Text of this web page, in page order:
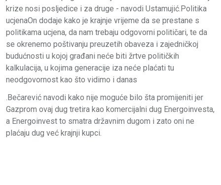
krize nosi posljedice i za druge - navodi Ustamujić.Politika
ucjenaOn dodaje kako je krajnje vrijeme da se prestane s
politikama ucjena, da nam trebaju odgovorni političari, te da
se okrenemo poštivanju preuzetih obaveza i zajedničkoj
budućnosti u kojoj građani neće biti žrtve političkih
kalkulacija, u kojima generacije iza neće plaćati tu
neodgovornost kao što vidimo i danas
.Bečarević navodi kako nije moguće bilo šta promijeniti jer
Gazprom ovaj dug tretira kao komercijalni dug Energoinvesta,
a Energoinvest to smatra državnim dugom i zato oni ne
plaćaju dug već krajnji kupci.